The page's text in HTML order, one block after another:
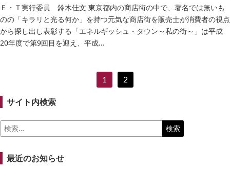
Ｅ・Ｔ実行委員 鈴木佳文 東京都内の商店街の中で、著名では無いも
のの「キラリと光る何か」を持つ元気な商店街を販売士が消費者の視点
から探し出し表彰する「エネルギッシュ・タウン～私の街～」は平成
20年度で第9回目を迎え、平成…
1 2
サイト内検索
検
索:
最近のお知らせ